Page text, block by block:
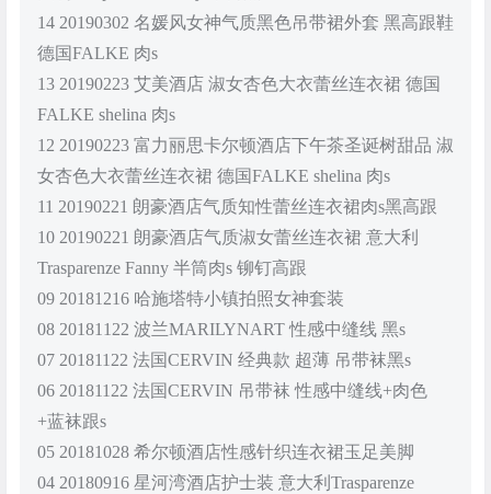
14 20190302 名媛风女神气质黑色吊带裙外套 黑高跟鞋
德国FALKE 肉s
13 20190223 艾美酒店 淑女杏色大衣蕾丝连衣裙 德国
FALKE shelina 肉s
12 20190223 富力丽思卡尔顿酒店下午茶圣诞树甜品 淑
女杏色大衣蕾丝连衣裙 德国FALKE shelina 肉s
11 20190221 朗豪酒店气质知性蕾丝连衣裙肉s黑高跟
10 20190221 朗豪酒店气质淑女蕾丝连衣裙 意大利
Trasparenze Fanny 半筒肉s 铆钉高跟
09 20181216 哈施塔特小镇拍照女神套装
08 20181122 波兰MARILYNART 性感中缝线 黑s
07 20181122 法国CERVIN 经典款 超薄 吊带袜黑s
06 20181122 法国CERVIN 吊带袜 性感中缝线+肉色
+蓝袜跟s
05 20181028 希尔顿酒店性感针织连衣裙玉足美脚
04 20180916 星河湾酒店护士装 意大利Trasparenze